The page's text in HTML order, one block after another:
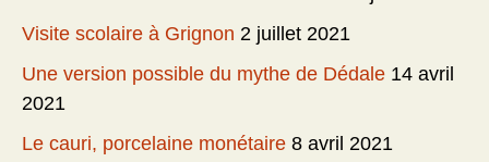
Visite scolaire à Grignon 2 juillet 2021
Une version possible du mythe de Dédale 14 avril
2021
Le cauri, porcelaine monétaire 8 avril 2021